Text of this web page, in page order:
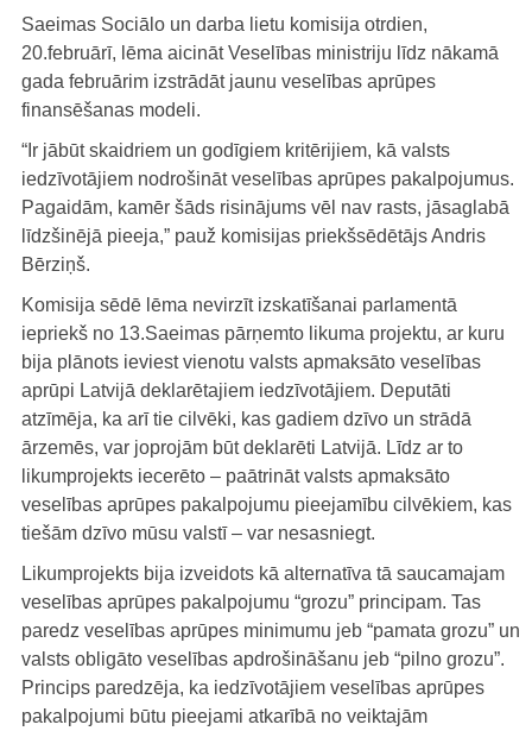
Saeimas Sociālo un darba lietu komisija otrdien,
20.februārī, lēma aicināt Veselības ministriju līdz nākamā
gada februārim izstrādāt jaunu veselības aprūpes
finansēšanas modeli.
“Ir jābūt skaidriem un godīgiem kritērijiem, kā valsts
iedzīvotājiem nodrošināt veselības aprūpes pakalpojumus.
Pagaidām, kamēr šāds risinājums vēl nav rasts, jāsaglabā
līdzšinējā pieeja,” pauž komisijas priekšsēdētājs Andris
Bērziņš.
Komisija sēdē lēma nevirzīt izskatīšanai parlamentā
iepriekš no 13.Saeimas pārņemto likuma projektu, ar kuru
bija plānots ieviest vienotu valsts apmaksāto veselības
aprūpi Latvijā deklarētajiem iedzīvotājiem. Deputāti
atzīmēja, ka arī tie cilvēki, kas gadiem dzīvo un strādā
ārzemēs, var joprojām būt deklarēti Latvijā. Līdz ar to
likumprojekts iecerēto – paātrināt valsts apmaksāto
veselības aprūpes pakalpojumu pieejamību cilvēkiem, kas
tiešām dzīvo mūsu valstī – var nesasniegt.
Likumprojekts bija izveidots kā alternatīva tā saucamajam
veselības aprūpes pakalpojumu “grozu” principam. Tas
paredz veselības aprūpes minimumu jeb “pamata grozu” un
valsts obligāto veselības apdrošināšanu jeb “pilno grozu”.
Princips paredzēja, ka iedzīvotājiem veselības aprūpes
pakalpojumi būtu pieejami atkarībā no veiktajām